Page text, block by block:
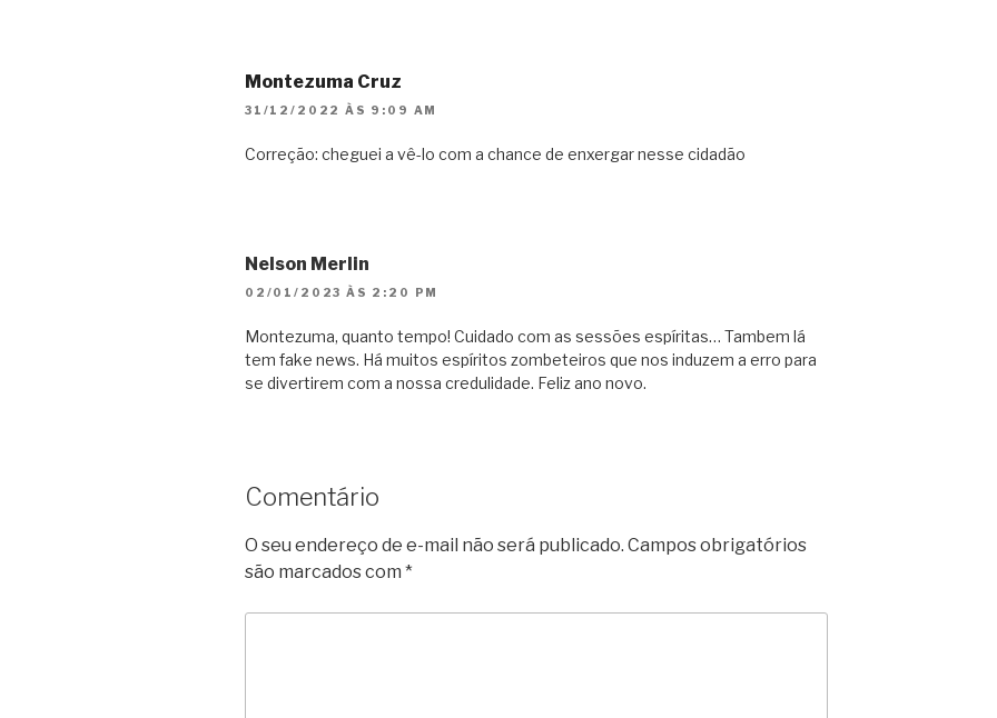
Montezuma Cruz
31/12/2022 ÀS 9:09 AM
Correção: cheguei a vê-lo com a chance de enxergar nesse cidadão
Nelson Merlin
02/01/2023 ÀS 2:20 PM
Montezuma, quanto tempo! Cuidado com as sessões espíritas… Tambem lá
tem fake news. Há muitos espíritos zombeteiros que nos induzem a erro para
se divertirem com a nossa credulidade. Feliz ano novo.
Comentário
O seu endereço de e-mail não será publicado. Campos obrigatórios
são marcados com *